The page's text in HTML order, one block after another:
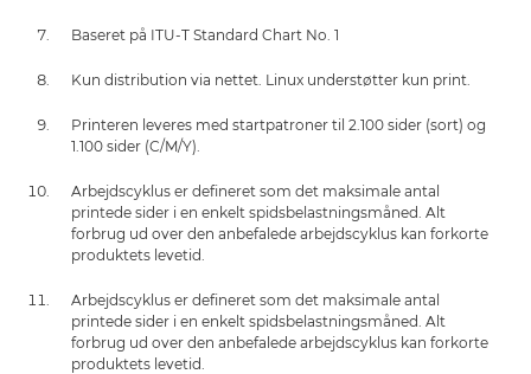
Baseret på ITU-T Standard Chart No. 1
Kun distribution via nettet. Linux understøtter kun print.
Printeren leveres med startpatroner til 2.100 sider (sort) og
1.100 sider (C/M/Y).
Arbejdscyklus er defineret som det maksimale antal
printede sider i en enkelt spidsbelastningsmåned. Alt
forbrug ud over den anbefalede arbejdscyklus kan forkorte
produktets levetid.
Arbejdscyklus er defineret som det maksimale antal
printede sider i en enkelt spidsbelastningsmåned. Alt
forbrug ud over den anbefalede arbejdscyklus kan forkorte
produktets levetid.